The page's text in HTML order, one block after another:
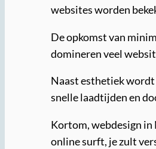
websites worden
De opkomst van
domineren veel
Naast esthetiek
snelle laadtijden en
Kortom, webdesign
online surft, je zult